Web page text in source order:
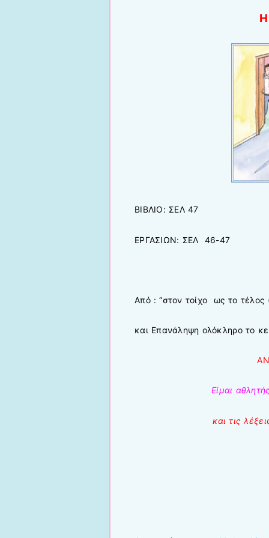
ΒΙΒΛΙΟ: ΣΕΛ 47
ΕΡΓΑΣΙΩΝ: ΣΕΛ 46-47
Από : “στον τοίχο ως το τέλος
και Επανάληψη ολόκληρο το
ΑΝ
Είμαι
και τις